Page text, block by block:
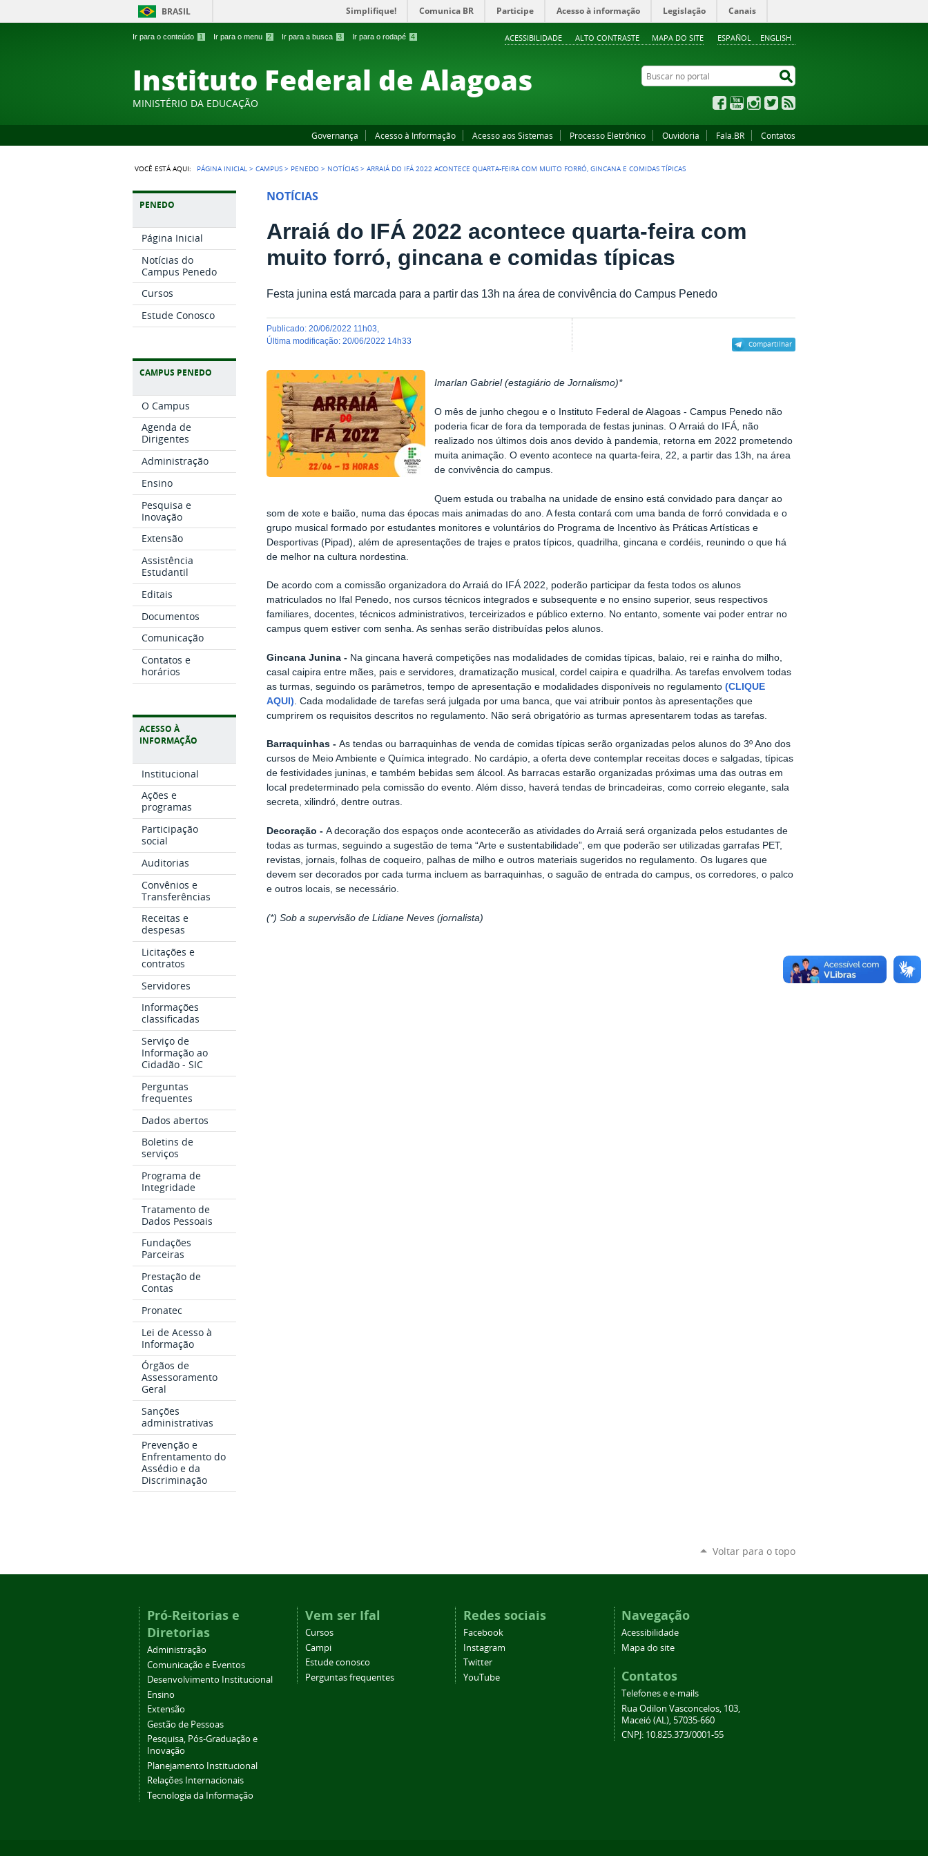
Ir para o conteúdo 1 Ir para o menu 2 Ir para a busca 3 Ir para o rodapé 4 ESPAÑOL ENGLISH
ACESSIBILIDADE ALTO CONTRASTE MAPA DO SITE
BRASIL Simplifique! Comunica BR Participe Acesso à informação Legislação Canais
Instituto Federal de Alagoas
MINISTÉRIO DA EDUCAÇÃO
Buscar no portal
FacebookYouTubeInstagram
Twitter
Governança Acesso à Informação Acesso aos Sistemas Processo Eletrônico Ouvidoria Fala.BR Contatos
VOCÊ ESTÁ AQUI: PÁGINA INICIAL >CAMPUS > PENEDO > NOTÍCIAS >ARRAIÁ DO IFÁ 2022 ACONTECE QUARTA-FEIRA COM MUITO FORRÓ, GINCANA E COMIDAS TÍPICAS
PENEDO
Página Inicial
Notícias do
Campus Penedo
Cursos
Estude Conosco
CAMPUS PENEDO
O Campus
Agenda de
Dirigentes
Administração
Ensino
Pesquisa e
Inovação
Extensão
Assistência
Estudantil
Editais
Documentos
Comunicação
Contatos e
horários
ACESSO À
INFORMAÇÃO
Institucional
Ações e
programas
Participação
social
Auditorias
Convênios e
Transferências
Receitas e
despesas
Licitações e
contratos
Servidores
Informações
classificadas
Serviço de
Informação ao
Cidadão - SIC
Perguntas
frequentes
Dados abertos
Boletins de
serviços
Programa de
Integridade
Tratamento de
Dados Pessoais
Fundações
Parceiras
Prestação de
Contas
Pronatec
Lei de Acesso à
Informação
Órgãos de
Assessoramento
Geral
Sanções
administrativas
Prevenção e
Enfrentamento do
Assédio e da
Discriminação
NOTÍCIAS
Arraiá do IFÁ 2022 acontece quarta-feira com
muito forró, gincana e comidas típicas
Festa junina está marcada para a partir das 13h na área de convivência do Campus Penedo
Compartilhar
publicado:20/06/2022 11h03
última modificação:20/06/2022 14h33
Imarlan Gabriel (estagiário de Jornalismo)*
O mês de junho chegou eo Instituto Federal de Alagoas - Campus Penedo não
poderia ficar de fora da temporada de festas juninas. O Arraiá do IFÁ, não
realizado nos últimos dois anos devido à pandemia, retorna em 2022 prometendo
muita animação. O eventoacontece na quarta-feira, 22, a partir das 13h, na área
de convivência do campus.
Quem estuda ou trabalha na unidade de ensino está convidado para dançar ao
som de xote e baião, numa das épocas mais animadas do ano. A festa contará com uma banda de forró convidada e o
grupo musical formado por estudantes monitores e voluntários do Programa de Incentivo às Práticas Artísticas e
Desportivas (Pipad), além de apresentações de trajes e pratos típicos, quadrilha, gincana e cordéis, reunindo o que há
de melhor na cultura nordestina.
De acordo com a comissão organizadora do Arraiádo IFÁ 2022, poderão participar da festa todos os alunos
matriculados no Ifal Penedo, nos cursostécnicos integrados e subsequente e no ensino superior,seus respectivos
familiares, docentes, técnicos administrativos,terceirizados e público externo. No entanto, somente vai poder entrar no
campus quem estiver com senha. As senhas serão distribuídas pelos alunos.
Gincana Junina - Na gincana haverá competições nas modalidades de comidas típicas, balaio, rei e rainha do milho,
casal caipira entre mães, pais e servidores, dramatização musical, cordel caipira e quadrilha. As tarefas envolvem todas
as turmas, seguindo os parâmetros, tempo de apresentação e modalidades disponíveis no regulamento(CLIQUE
AQUI) . Cada modalidade de tarefas será julgada por uma banca, que vai atribuir pontos às apresentações que
cumprirem os requisitos descritos no regulamento. Não será obrigatório as turmas apresentarem todas as tarefas.
Barraquinhas -As tendas ou barraquinhas de venda de comidas típicas serão organizadas pelos alunos do 3º Ano dos
cursos de Meio Ambiente e Química integrado. Nocardápio,a oferta deve contemplar receitas doces e salgadas, típicas
de festividades juninas, e também bebidas sem álcool. As barracas estarão organizadas próximas uma das outrasem
local predeterminado pela comissão do evento. Além disso, haverátendas de brincadeiras, como correio elegante, sala
secreta, xilindró, dentre outras.
Decoração -A decoração dos espaços onde acontecerão as atividades do Arraiá será organizada pelosestudantes de
todas as turmas, seguindo a sugestão de tema “Arte e sustentabilidade”, em que poderão ser utilizadas garrafas PET,
revistas, jornais, folhas de coqueiro, palhas de milho eoutros materiaissugeridos no regulamento. Os lugares que
devem ser decorados por cada turma incluem as barraquinhas, o saguão de entrada do campus, os corredores, o palco
e outros locais, se necessário.
(*) Sob a supervisão de Lidiane Neves (jornalista)
Voltar para o topo
Pró-Reitorias e
Diretorias
Administração
Comunicação e Eventos
Desenvolvimento Institucional
Ensino
Extensão
Gestão de Pessoas
Pesquisa, Pós-Graduação e
Inovação
Planejamento Institucional
Relações Internacionais
Tecnologia da Informação
Vem ser Ifal
Cursos
Campi
Estude conosco
Perguntas frequentes
Redes sociais
Facebook
Instagram
Twitter
YouTube
Navegação
Acessibilidade
Mapa do site
Contatos
Telefones e e-mails
Rua Odilon Vasconcelos, 103,
Maceió (AL), 57035-660
CNPJ: 10.825.373/0001-55